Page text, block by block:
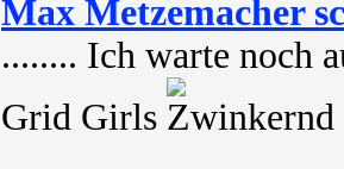
Max Metzemacher
........ Ich warte noch
Grid Girls